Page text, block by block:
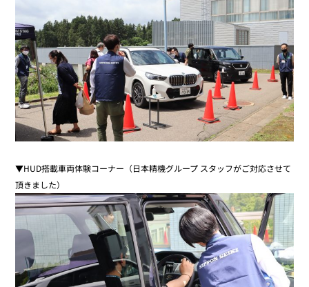
▼HUD搭載車両体験コーナー（日本精機グループ スタッフがご対応させて
頂きました）